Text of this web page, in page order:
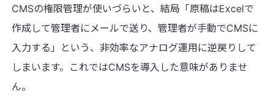
CMSの権限管理が使いづらいと、結局「原稿はExcelで
作成して管理者にメールで送り、管理者が手動でCMSに
入力する」という、非効率なアナログ運用に逆戻りして
しまいます。これではCMSを導入した意味がありませ
ん。